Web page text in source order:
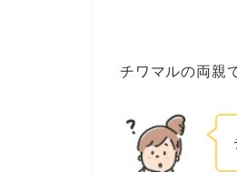
チワマルの両親